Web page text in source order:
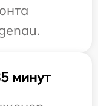
минут